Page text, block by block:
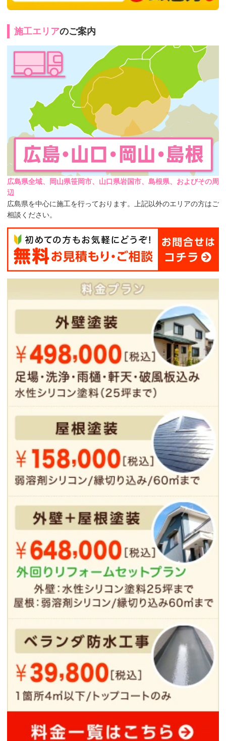
施工エリアのご案内
広島県全域、岡山県笹岡市、山口県岩国市、島根県、およびその周
辺
広島県を中心に施工を行っております。上記以外のエリアの方はご
相談ください。